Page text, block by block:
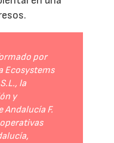
por
Ecosystems
la
y
F.